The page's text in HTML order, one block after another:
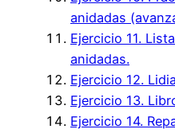
anidadas
Ejercicio 11.
anidadas.
Ejercicio 12.
Ejercicio 13.
Ejercicio 14.